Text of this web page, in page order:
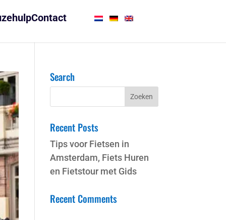
Search
Recent Posts
Tips voor Fietsen in
Amsterdam, Fiets Huren
en Fietstour met Gids
Recent Comments
Contact